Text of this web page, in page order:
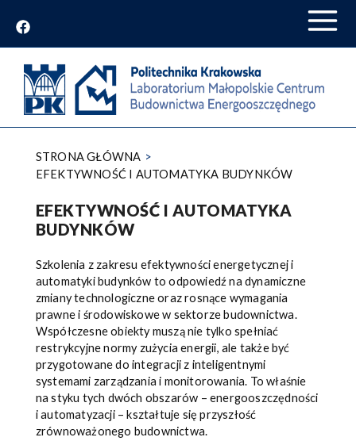
STRONA GŁÓWNA
EFEKTYWNOŚĆ I AUTOMATYKA BUDYNKÓW
EFEKTYWNOŚĆ I AUTOMATYKA
BUDYNKÓW
Szkolenia z zakresu efektywności energetycznej i
automatyki budynków to odpowiedź na dynamiczne
zmiany technologiczne oraz rosnące wymagania
prawne i środowiskowe w sektorze budownictwa.
Współczesne obiekty muszą nie tylko spełniać
restrykcyjne normy zużycia energii, ale także być
przygotowane do integracji z inteligentnymi
systemami zarządzania i monitorowania. To właśnie
na styku tych dwóch obszarów – energooszczędności
i automatyzacji – kształtuje się przyszłość
zrównoważonego budownictwa.